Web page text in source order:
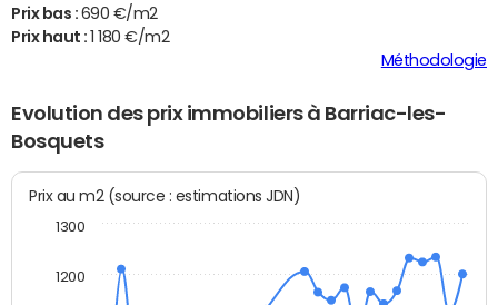
Prix bas : 690 €/m2
Prix haut :
1 180 €/m2
Méthodologie
Evolution des prix immobiliers à Barriac-les-
Bosquets
Prix au m2 (source : estimations JDN)
1200
1300